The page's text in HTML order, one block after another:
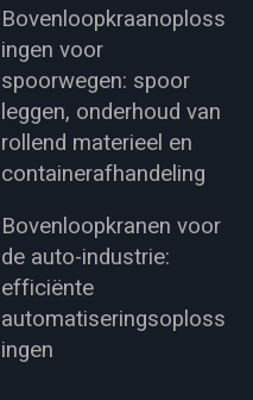
Bovenloopkraanoploss
ingen voor
spoorwegen: spoor
leggen, onderhoud van
rollend materieel en
containerafhandeling
Bovenloopkranen voor
de auto-industrie:
efficiënte
automatiseringsoploss
ingen